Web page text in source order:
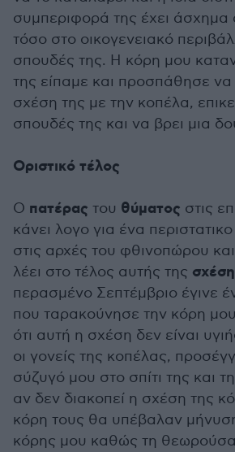
συμπεριφορά της έχει άσχημα
τόσο στο οικογενειακό
σπουδές της. Η κόρη μου
της είπαμε και προσπάθησε να
σχέση της με την κοπέλα,
σπουδές της και να βρει μια
Οριστικό τέλος
Ο πατέρας του θύματος στις
κάνει λογο για ένα
στις αρχές του φθινοπώρου
λέει στο τέλος αυτής της
περασμένο Σεπτέμβριο έγινε
που ταρακούνησε την κόρη μου
ότι αυτή η σχέση δεν είναι
οι γονείς της κοπέλας,
σύζυγό μου στο σπίτι της και
αν δεν διακοπεί η σχέση της
κόρη τους θα υπέβαλαν
κόρης μου καθώς τη